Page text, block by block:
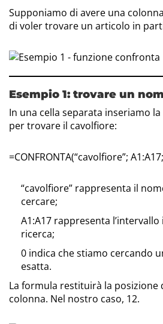
Supponiamo di avere una
di voler trovare un articolo in
Esempio 1: trovare un
In una cella separata inseriamo
per trovare il cavolfiore:
=CONFRONTA(“cavolfiore”;
“cavolfiore” rappresenta il
cercare;
A1:A17 rappresenta
ricerca;
0 indica che stiamo cercando
esatta.
La formula restituirà la posizione
colonna. Nel nostro caso, 12.